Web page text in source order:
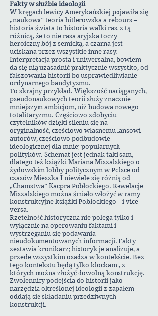
Fakty w służbie ideologii
W kręgach lewicy Amerykańskiej pojawiła się
„naukowa” teoria hitlerowska a rebours –
historia świata to historia walki ras, z tą
różnicą, że to nie rasa aryjska toczy
heroiczny bój z semicką, a czarna jest
uciskana przez wszystkie inne rasy.
Interpretacja prosta i uniwersalna, bowiem
da się nią uzasadnić praktycznie wszystko, od
fałszowania historii bo usprawiedliwianie
ordynarnego bandytyzmu.
To skrajny przykład. Większość naciąganych,
pseudonaukowych teorii służy znacznie
mniejszym ambicjom, niż budowa nowego
totalitaryzmu. Częściowo zdobyciu
czytelników dzięki sileniu się na
oryginalność, częściowo własnemu lansowi
autorów, częściowo podbudowie
ideologicznej dla mniej popularnych
polityków. Schemat jest jednak taki sam,
dlatego też książki Mariana Miszalskiego o
żydowskim lobby politycznym w Polsce od
czasów Mieszka I niewiele się różnią od
„Chamstwa” Kacpra Pobłockiego. Rewelacje
Miszalskiego można śmiało włożyć w ramy
konstrukcyjne książki Pobłockiego – i vice
versa.
Rzetelność historyczna nie polega tylko i
wyłącznie na operowaniu faktami i
wystrzeganiu się podawania
nieudokumentowanych informacji. Fakty
zestawia kronikarz; historyk je analizuje, a
przede wszystkim osadza w kontekście. Bez
tego kontekstu będą tylko klockami, z
których można złożyć dowolną konstrukcję.
Zwolennicy podejścia do historii jako
narzędzia określonej ideologii z zapałem
oddają się składaniu przedziwnych
konstrukcji.